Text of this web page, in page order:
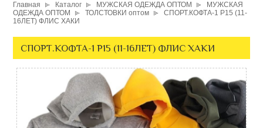
Главная Каталог МУЖСКАЯ ОДЕЖДА ОПТОМ
МУЖСКАЯ
ОДЕЖДА ОПТОМ
ТОЛСТОВКИ оптом
СПОРТ.КОФТА-1 P15 (11-
16ЛЕТ) ФЛИС ХАКИ
СПОРТ.КОФТА-1 P15 (11-16ЛЕТ) ФЛИС ХАКИ